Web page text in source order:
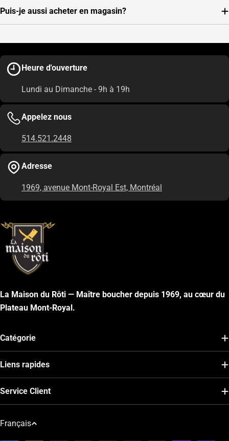
Puis-je aussi acheter en magasin?
Heure d'ouverture
Lundi au Dimanche - 9h à 19h
Appelez nous
514.521.2448
Adresse
1969, avenue Mont-Royal Est, Montréal
La Maison du Rôti — Maître boucher depuis 1969, au cœur du
Plateau Mont-Royal.
Catégorie
Liens rapides
Service Client
L
Français